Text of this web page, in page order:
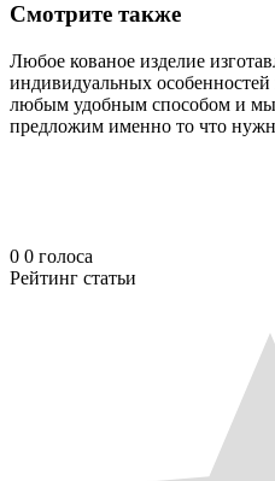
Смотрите также
Любое кованое изделие
индивидуальных
любым удобным способом и мы
предложим именно то что
0 0 голоса
Рейтинг статьи